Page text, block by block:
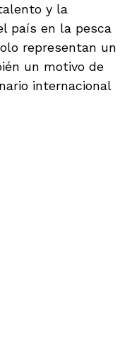
y la
país en la pesca
representan un
un motivo de
internacional